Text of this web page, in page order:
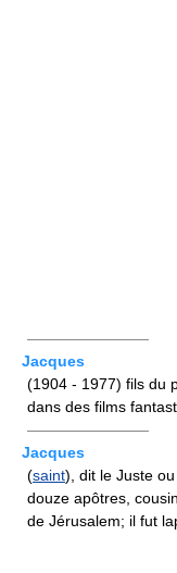
————————
Jacques
(1904 - 1977) fils du
dans des films
————————
Jacques
(saint), dit le Juste
douze apôtres,
de Jérusalem; il fut